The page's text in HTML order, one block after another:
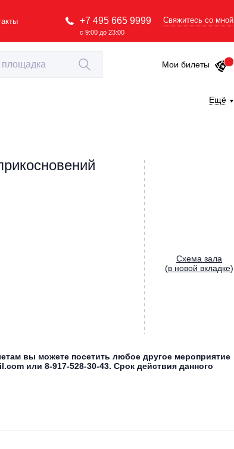
+7 495 665 9999
с 9:00 до 23:00
Свяжитесь со мной
Мои билеты
Ещё
Cхема зала
(в новой вкладке)
вы можете посетить любое другое мероприятие
или 8-917-528-30-43. Срок действия данного